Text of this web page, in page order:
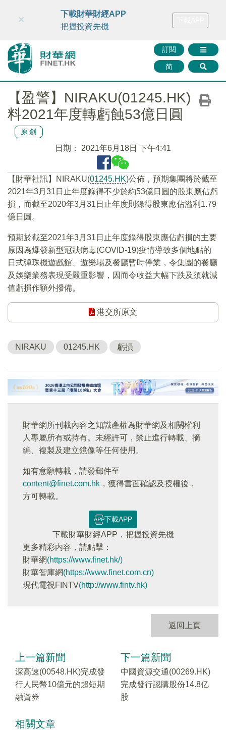
財華智庫網 FINTV FINMETA 財華證券 媒體矩陣
訂閱
简
×
下載財華財經APP
把握投資先機
【盈警】NIRAKU(01245.HK)
料2021年度轉虧蝕53億日圓
原創
日期： 2021年6月18日 下午4:41
【財華社訊】NIRAKU(01245.HK)公佈，預期集團將於截至
2021年3月31日止年度錄得不少於約53億日圓的股東應佔虧
損，而截至2020年3月31日止年度則錄得股東應佔溢利1.79
億日圓。
預期於截至2021年3月31日止年度錄得股東應佔虧損的主要
原因為爆發新型冠狀病毒(COVID-19)疫情導致多個地點的
日式彈珠機遊戲館、遊樂場及餐廳暫時停業，令集團的餐廳
及娛樂業務表現受嚴重影響，因而令收益大幅下跌及須就減
值虧損作額外撥備。
港交所原文
NIRAKU 01245.HK 虧損
財華網所刊載內容之知識產權為財華網及相關權利
人專屬所有或持有。未經許可，禁止進行轉載、摘
編、複製及建立鏡像等任何使用。
如有意願轉載，請發郵件至
content@finet.com.hk ，獲得書面確認及授權後，
方可轉載。
下載APP
下載財華財經APP，把握投資先機
更多精彩内容，請點擊：
財華網(https://www.finet.hk/)
財華智庫網(https://www.finet.com.cn)
現代電視FINTV(http://www.fintv.hk)
返回上頁
上一篇新聞
深高速(00548.HK)完成發
行人民幣10億元的超短期
融資券
下一篇新聞
中國資源交通(00269.HK)
完成發行認購股份14.8亿
股
相關文章